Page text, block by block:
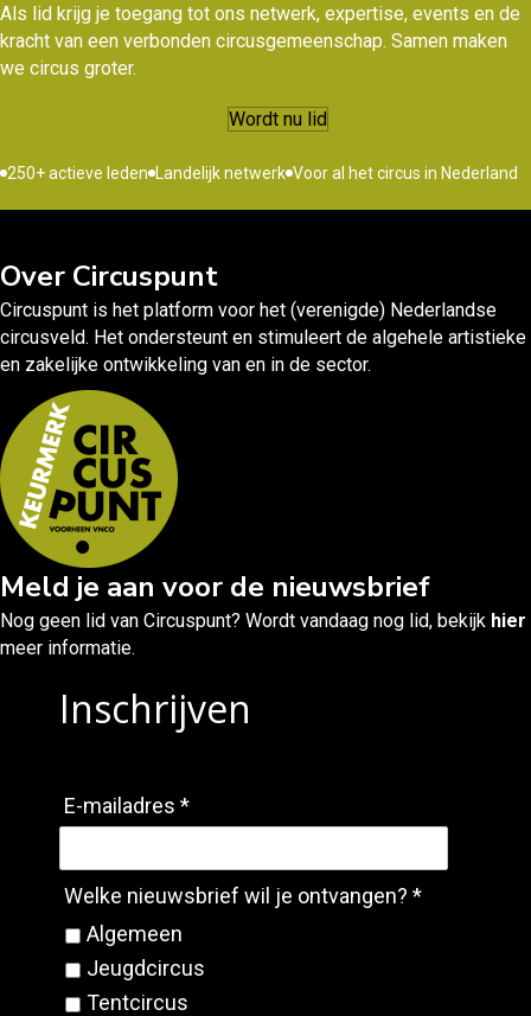
Als lid krijg je toegang tot ons netwerk, expertise, events en de
kracht van een verbonden circusgemeenschap. Samen maken
we circus groter.
Wordt nu lid
250+ actieve leden Landelijk netwerk Voor al het circus in Nederland
Over Circuspunt
Circuspunt is het platform voor het (verenigde) Nederlandse
circusveld. Het ondersteunt en stimuleert de algehele artistieke
en zakelijke ontwikkeling van en in de sector.
Meld je aan voor de nieuwsbrief
Nog geen lid van Circuspunt? Wordt vandaag nog lid, bekijk hier
meer informatie.
Inschrijven
E-mailadres *
Welke nieuwsbrief wil je ontvangen? *
Algemeen
Jeugdcircus
Tentcircus